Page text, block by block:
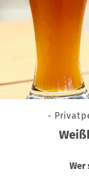
-
Wer